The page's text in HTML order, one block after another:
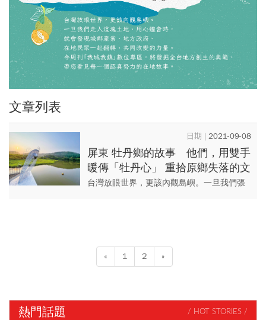
文章列表
2021-09-08
屏東 牡丹鄉的故事 他們，用雙手
暖傳「牡丹心」 重拾原鄉失落的文
化
台灣放眼世界，更該內觀島嶼。一旦我們張
« 1 2 »
熱門話題 / HOT STORIES /